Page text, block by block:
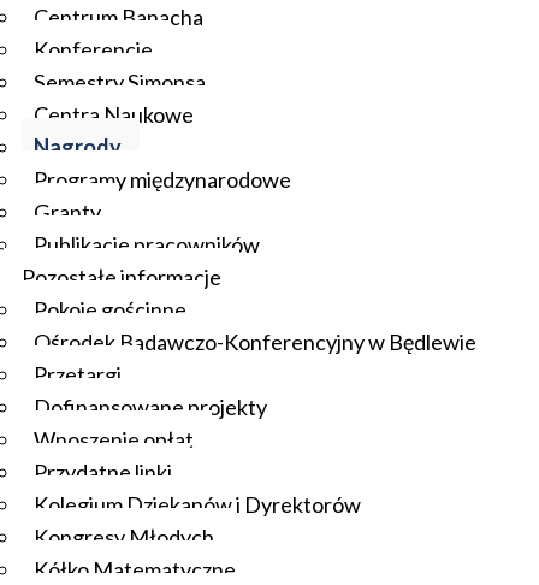
Centrum Banacha
Konferencje
Semestry Simonsa
Centra Naukowe
Nagrody
Programy międzynarodowe
Granty
Publikacje pracowników
Pozostałe informacje
Pokoje gościnne
Ośrodek Badawczo-Konferencyjny w Będlewie
Przetargi
Dofinansowane projekty
Wnoszenie opłat
Przydatne linki
Kolegium Dziekanów i Dyrektorów
Kongresy Młodych
Kółko Matematyczne